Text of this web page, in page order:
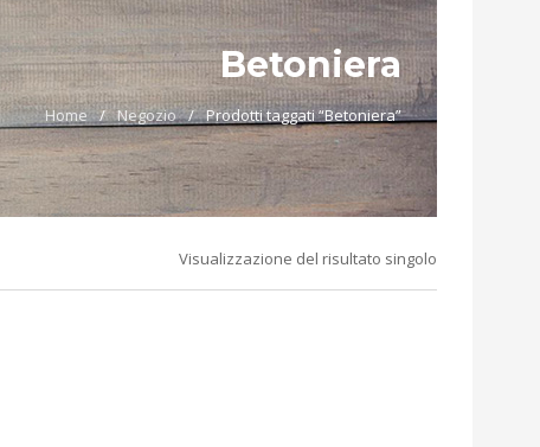
Betoniera
Home / Negozio / Prodotti taggati “Betoniera”
Visualizzazione del risultato singolo